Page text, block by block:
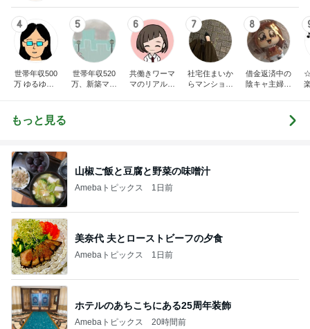
4
世帯年収500
万 ゆるゆる4
チ旦那と金銭
感覚マヒ嫁の
5
世帯年収520
万、新築マン
6
共働きワーマ
マのリアル日
7
社宅住まいか
らマンション
8
借金返済中の
陰キャ主婦サ
もっと見る
山椒ご飯と豆腐と野菜の味噌汁
Amebaトピックス 1日前
美奈代 夫とローストビーフの夕食
Amebaトピックス 1日前
ホテルのあちこちにある25周年装飾
Amebaトピックス 20時間前